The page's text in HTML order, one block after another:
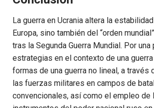
La guerra en Ucrania altera la
Europa, sino también del “orden
tras la Segunda Guerra Mundial. Por
estrategias en el contexto de una
formas de una guerra no lineal, a través
las fuerzas militares en campos de
convencionales, así como el empleo de